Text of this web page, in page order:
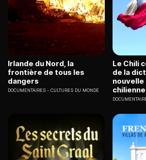
Irlande du Nord, la
frontière de tous les
dangers
DOCUMENTAIRES CULTURES DU MONDE
Le Chili
de la
chilienne